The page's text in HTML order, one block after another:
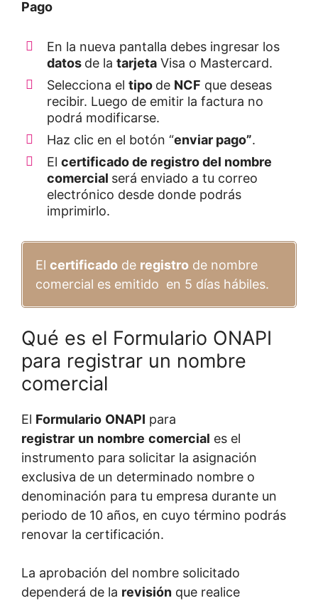
Pago
En la nueva pantalla debes ingresar los
datos de la tarjeta Visa o Mastercard.
Selecciona el tipo de NCF que deseas
recibir. Luego de emitir la factura no
podrá modificarse.
Haz clic en el botón “enviar pago”.
El certificado de registro del nombre
comercial será enviado a tu correo
electrónico desde donde podrás
imprimirlo.
El certificado de registro de nombre
comercial es emitido en 5 días hábiles.
Qué es el Formulario ONAPI
para registrar un nombre
comercial
El Formulario ONAPI para
registrar un nombre comercial es el
instrumento para solicitar la asignación
exclusiva de un determinado nombre o
denominación para tu empresa durante un
periodo de 10 años, en cuyo término podrás
renovar la certificación.
La aprobación del nombre solicitado
dependerá de la revisión que realice